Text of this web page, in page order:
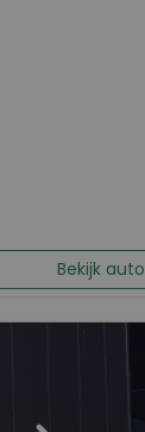
Bekijk auto